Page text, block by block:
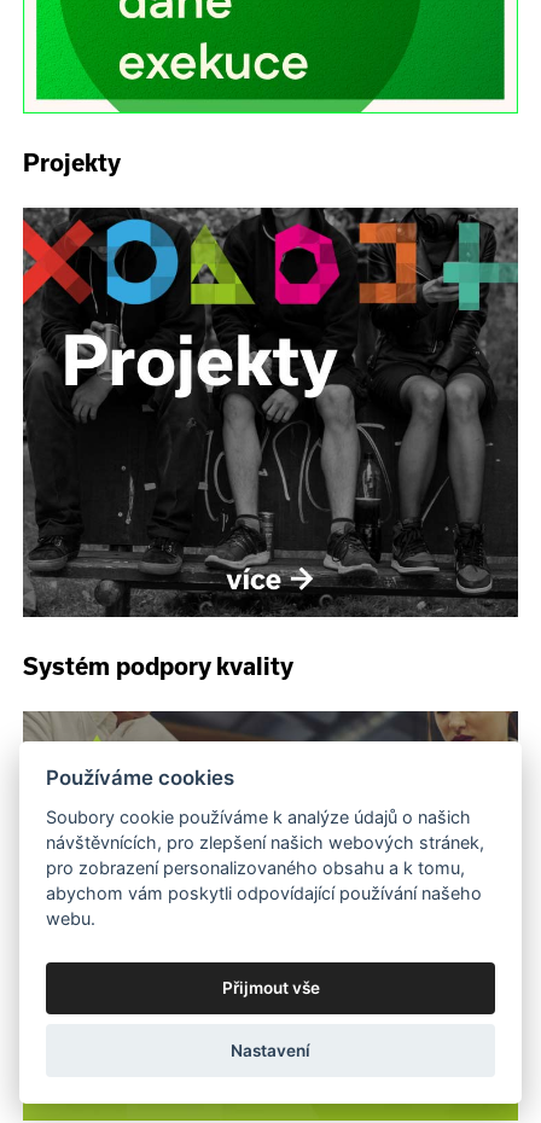
Projekty
Systém podpory kvality
Používáme cookies
Soubory cookie používáme k analýze údajů o našich
návštěvnících, pro zlepšení našich webových stránek,
pro zobrazení personalizovaného obsahu a k tomu,
abychom vám poskytli odpovídající používání našeho
webu.
Přijmout vše
Nastavení